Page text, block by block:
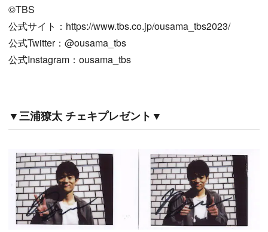
©︎TBS
公式サイト：https://www.tbs.co.jp/ousama_tbs2023/
公式Twitter：@ousama_tbs
公式Instagram：ousama_tbs
▼三浦獠太 チェキプレゼント▼